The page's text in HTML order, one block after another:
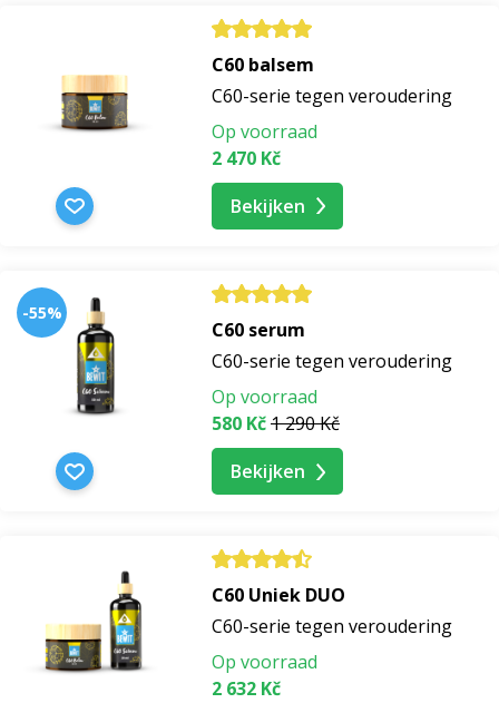
C60 balsem
C60-serie tegen veroudering
Op voorraad
2 470 Kč
Bekijken
-55%
C60 serum
C60-serie tegen veroudering
Op voorraad
580 Kč1 290 Kč
Bekijken
C60 Uniek DUO
C60-serie tegen veroudering
Op voorraad
2 632 Kč